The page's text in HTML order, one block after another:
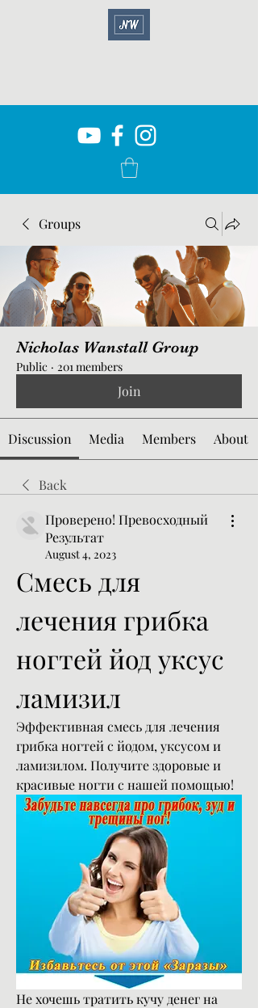
Groups
Nicholas Wanstall Group
Public · 201 members
Join
Discussion Media Members About
Back
Проверено! Превосходный
Результат
August 4, 2023
Смесь для
лечения грибка
ногтей йод уксус
ламизил
Эффективная смесь для лечения
грибка ногтей с йодом, уксусом и
ламизилом. Получите здоровые и
красивые ногти с нашей помощью!
Не хочешь тратить кучу денег на